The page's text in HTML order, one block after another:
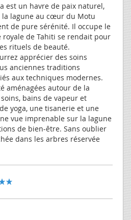
est un havre de paix naturel,
la lagune au cœur du Motu
de pure sérénité. Il occupe le
de Tahiti se rendait pour
rituels de beauté.
apprécier des soins
anciennes traditions
aux techniques modernes.
aménagées autour de la
bains de vapeur et
yoga, une tisanerie et une
vue imprenable sur la lagune
de bien-être. Sans oublier
dans les arbres réservée